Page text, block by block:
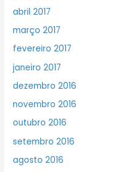
abril 2017
março 2017
fevereiro 2017
janeiro 2017
dezembro 2016
novembro 2016
outubro 2016
setembro 2016
agosto 2016